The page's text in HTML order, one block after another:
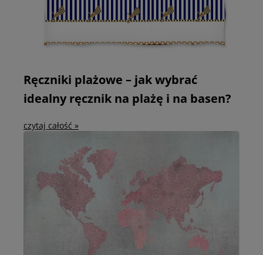
Ręczniki plażowe – jak wybrać
idealny ręcznik na plażę i na basen?
czytaj całość »